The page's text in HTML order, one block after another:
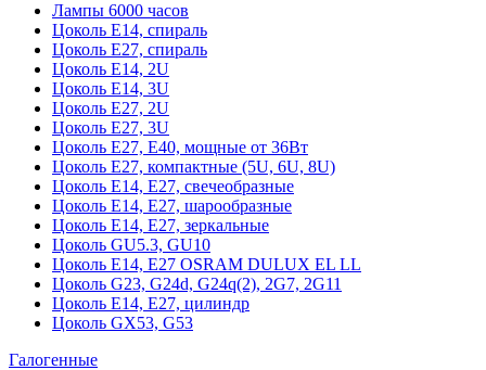
Лампы 6000 часов
Цоколь Е14, спираль
Цоколь Е27, спираль
Цоколь Е14, 2U
Цоколь Е14, 3U
Цоколь Е27, 2U
Цоколь Е27, 3U
Цоколь Е27, Е40, мощные от 36Вт
Цоколь Е27, компактные (5U, 6U, 8U)
Цоколь Е14, Е27, свечеобразные
Цоколь Е14, Е27, шарообразные
Цоколь Е14, Е27, зеркальные
Цоколь GU5.3, GU10
Цоколь Е14, Е27 OSRAM DULUX EL LL
Цоколь G23, G24d, G24q(2), 2G7, 2G11
Цоколь Е14, Е27, цилиндр
Цоколь GX53, G53
Галогенные